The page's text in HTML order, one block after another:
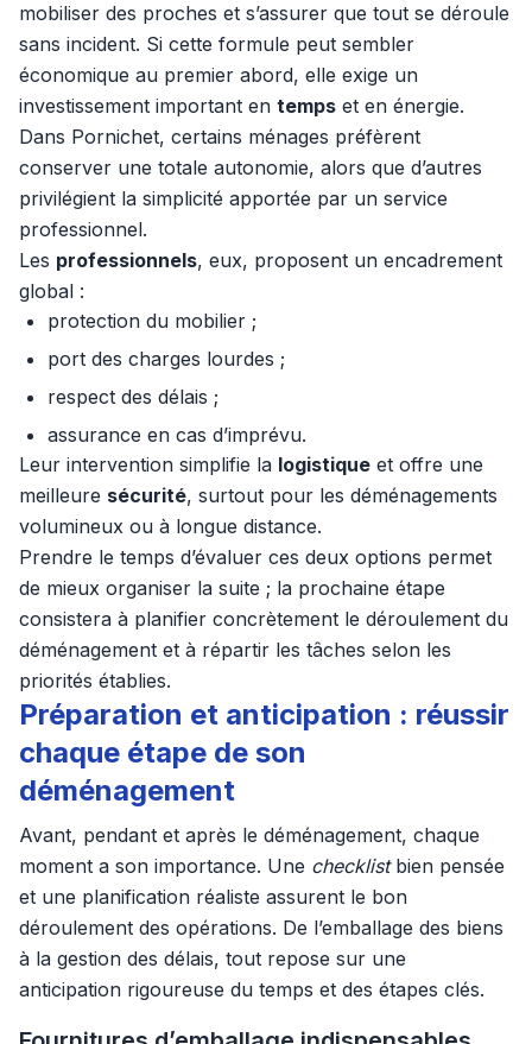
mobiliser des proches et s’assurer que tout se déroule
sans incident. Si cette formule peut sembler
économique au premier abord, elle exige un
investissement important en temps et en énergie.
Dans Pornichet, certains ménages préfèrent
conserver une totale autonomie, alors que d’autres
privilégient la simplicité apportée par un service
professionnel.
Les professionnels, eux, proposent un encadrement
global :
protection du mobilier ;
port des charges lourdes ;
respect des délais ;
assurance en cas d’imprévu.
Leur intervention simplifie la logistique et offre une
meilleure sécurité, surtout pour les déménagements
volumineux ou à longue distance.
Prendre le temps d’évaluer ces deux options permet
de mieux organiser la suite ; la prochaine étape
consistera à planifier concrètement le déroulement du
déménagement et à répartir les tâches selon les
priorités établies.
Préparation et anticipation : réussir
chaque étape de son
déménagement
Avant, pendant et après le déménagement, chaque
moment a son importance. Une checklistbien pensée
et une planification réaliste assurent le bon
déroulement des opérations. De l’emballage des biens
à la gestion des délais, tout repose sur une
anticipation rigoureuse du temps et des étapes clés.